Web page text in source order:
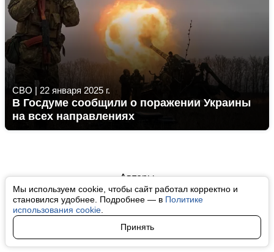
Мы используем cookie, чтобы сайт работал корректно и
становился удобнее. Подробнее — в Политике
использования cookie
Принять
СВО | 22 января 2025 г.
В Госдуме сообщили о поражении Украины
на всех направлениях
Авторы
О нас
Архив
Условия использования cookie